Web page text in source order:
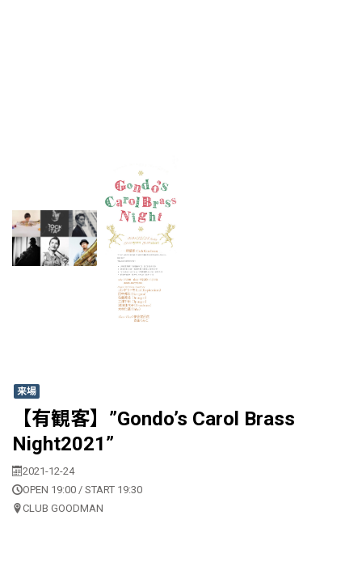
来場
【有観客】”Gondo’s Carol Brass
Night2021”
2021-12-24
OPEN 19:00 / START 19:30
CLUB GOODMAN